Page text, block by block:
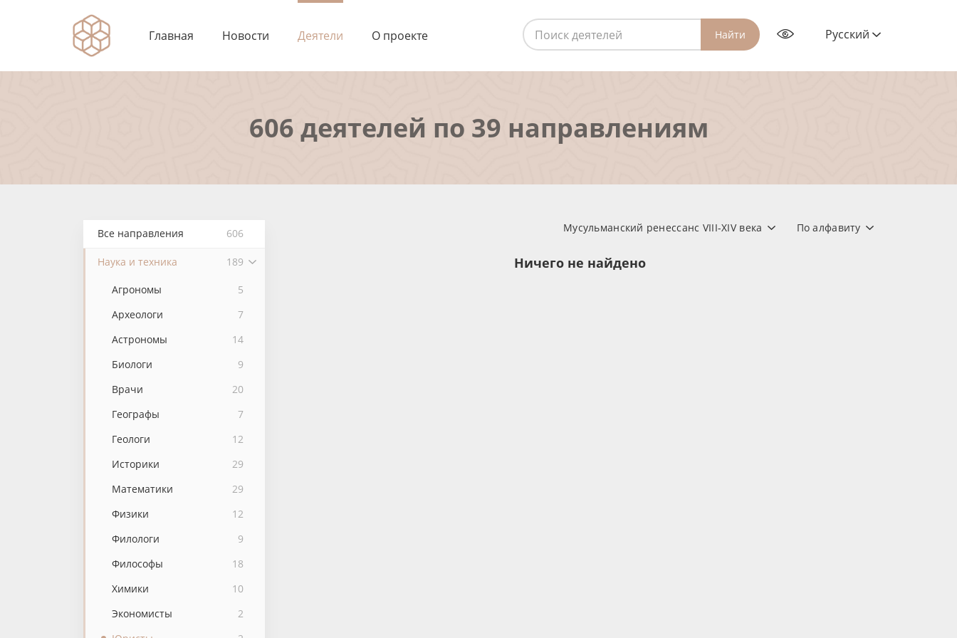
Главная Новости Деятели О проекте Найти Русский
606 деятелей по 39 направлениям
Все направления 606
Наука и техника 189
Агрономы
5
Археологи
7
Астрономы
14
Биологи
9
Врачи
20
Географы
7
Геологи
12
Историки
29
Математики
29
Физики
12
Филологи
9
Философы
18
Химики
10
Экономисты
2
По алфавиту
Мусульманский ренессанс VIII-XIV века
Ничего не найдено